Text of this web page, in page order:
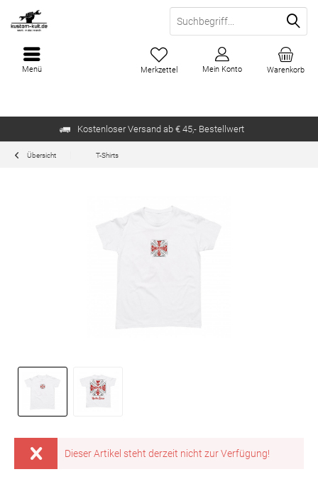
Kostenloser Versand ab € 45,- Bestellwert
Warenkorb
Merkzettel Mein Konto
Menü
Übersicht T-Shirts
Dieser Artikel steht derzeit nicht zur Verfügung!